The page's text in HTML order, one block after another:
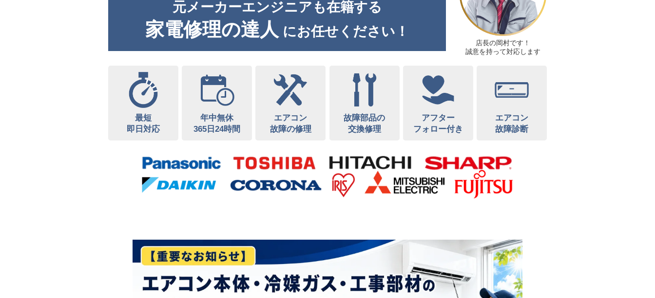
元メーカーエンジニアも在籍する
家電修理の達人 にお任せください！
店長の岡村です！
誠意を持って対応します
最短
即日対応
年中無休
365日24時間
エアコン
故障の修理
故障部品の
交換修理
アフター
フォロー付き
エアコン
故障診断